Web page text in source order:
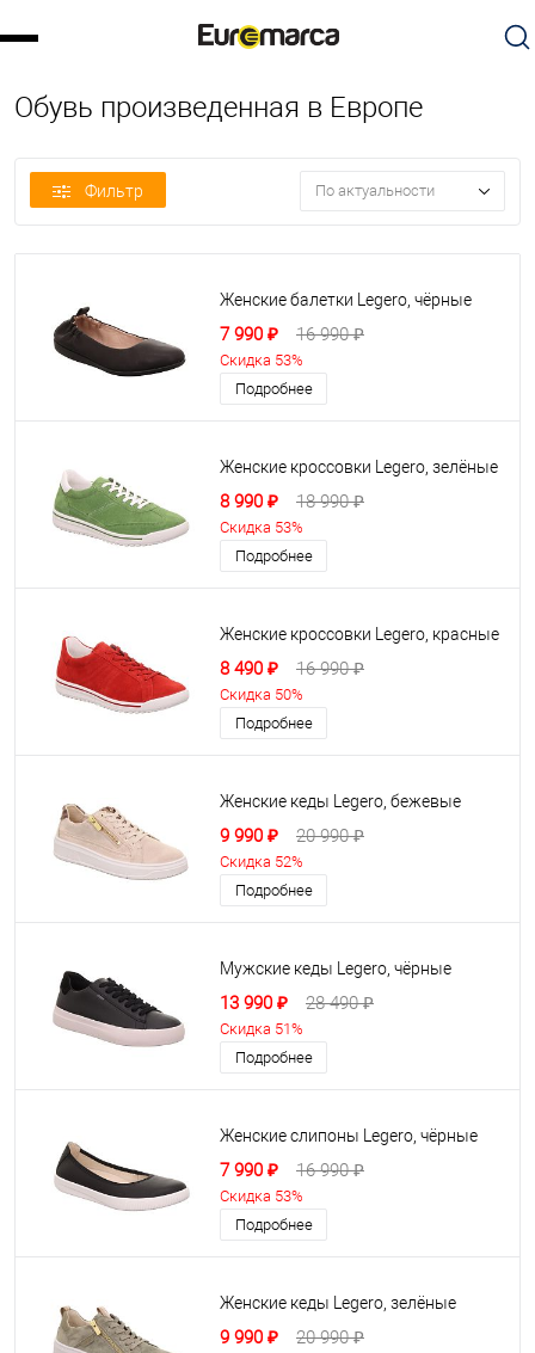
Обувь произведенная в Европе
Фильтр По актуальности
Женские балетки Legero, чёрные
7 990 ₽ 16 990 ₽
Скидка 53%
Подробнее
Женские кроссовки Legero, зелёные
8 990 ₽ 18 990 ₽
Скидка 53%
Подробнее
Женские кроссовки Legero, красные
8 490 ₽ 16 990 ₽
Скидка 50%
Подробнее
Женские кеды Legero, бежевые
9 990 ₽ 20 990 ₽
Скидка 52%
Подробнее
Мужские кеды Legero, чёрные
13 990 ₽ 28 490 ₽
Скидка 51%
Подробнее
Женские слипоны Legero, чёрные
7 990 ₽ 16 990 ₽
Скидка 53%
Подробнее
Женские кеды Legero, зелёные
9 990 ₽ 20 990 ₽